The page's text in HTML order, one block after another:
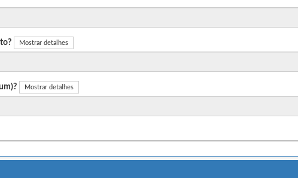
Mostrar detalhes
Mostrar detalhes